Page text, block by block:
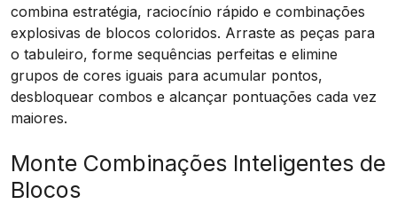
combina estratégia, raciocínio rápido e combinações
explosivas de blocos coloridos. Arraste as peças para
o tabuleiro, forme sequências perfeitas e elimine
grupos de cores iguais para acumular pontos,
desbloquear combos e alcançar pontuações cada vez
maiores.
Monte Combinações Inteligentes de
Blocos